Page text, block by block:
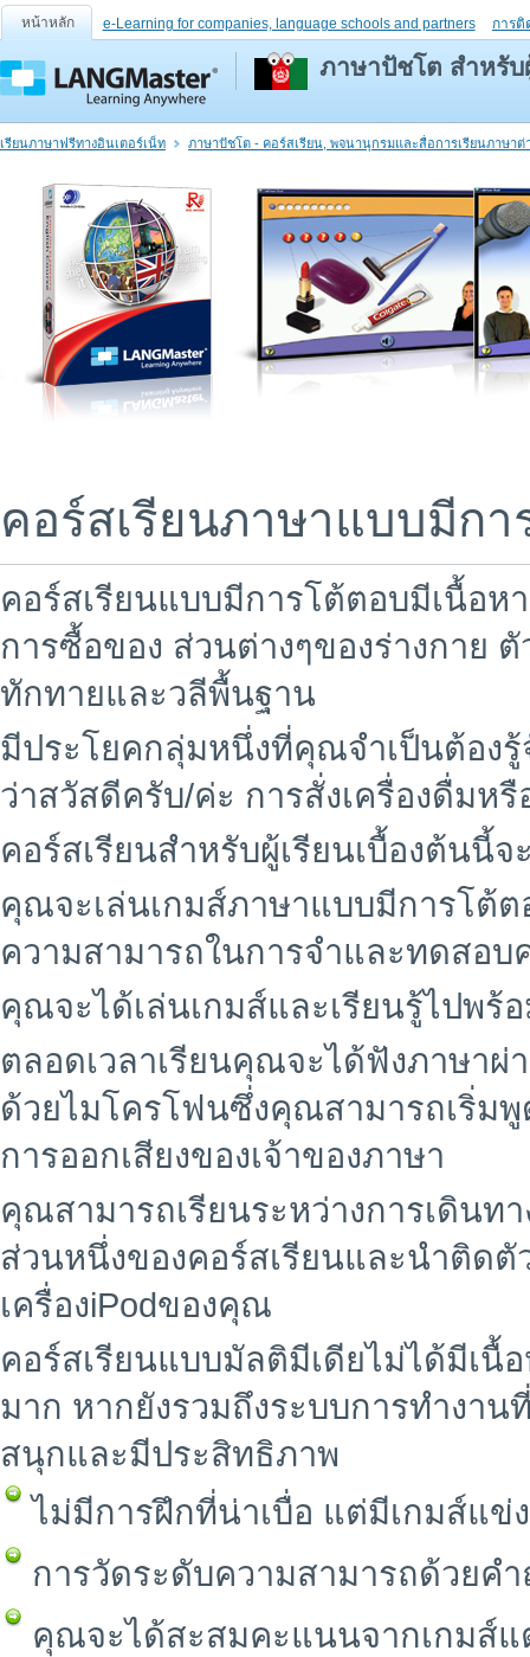
หน้าหลัก e-Learning for companies, language schools and partners การติ
ภาษาปัชโต สำหรับ
เรียนภาษาฟรีทางอินเตอร์เน็ท ภาษาปัชโต - คอร์สเรียน, พจนานุกรมและสื่อการเรียนภาษาต่
คอร์สเรียนภาษาแบบมีกา
คอร์สเรียนแบบมีการโต้ตอบมีเนื้อ
การซื้อของ ส่วนต่างๆของร่างกาย
ทักทายและวลีพื้นฐาน
มีประโยคกลุ่มหนึ่งที่คุณจำเป็นต้อง
ว่าสวัสดีครับ/ค่ะ การสั่งเครื่องดื่มห
คอร์สเรียนสำหรับผู้เรียนเบื้องต้นนี้จ
คุณจะเล่นเกมส์ภาษาแบบมีการโต้ต
ความสามารถในการจำและทดสอ
คุณจะได้เล่นเกมส์และเรียนรู้ไปพร้
ตลอดเวลาเรียนคุณจะได้ฟังภาษาผ่
ด้วยไมโครโฟนซึ่งคุณสามารถเริ่ม
การออกเสียงของเจ้าของภาษา
คุณสามารถเรียนระหว่างการเดิน
ส่วนหนึ่งของคอร์สเรียนและนำติดตั
เครื่องiPodของคุณ
คอร์สเรียนแบบมัลติมีเดียไม่ได้มีเนื้
มาก หากยังรวมถึงระบบการทำงา
สนุกและมีประสิทธิภาพ
ไม่มีการฝึกที่น่าเบื่อ แต่มีเกมส์แ
การวัดระดับความสามารถด้วยค
คุณจะได้สะสมคะแนนจากเกมส์